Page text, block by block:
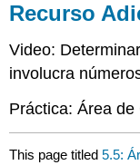
Recurso
Video:
involucra
Práctica: Área
This page titled5.5: